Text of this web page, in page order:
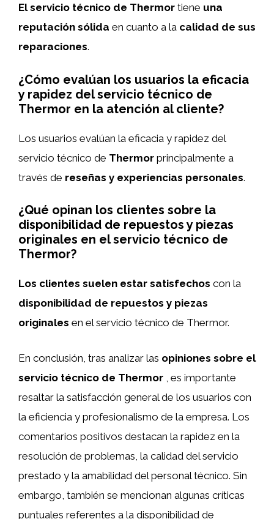
El servicio técnico de Thermor tiene una
reputación sólida en cuanto a la calidad de sus
reparaciones.
¿Cómo evalúan los usuarios la eficacia
y rapidez del servicio técnico de
Thermor en la atención al cliente?
Los usuarios evalúan la eficacia y rapidez del
servicio técnico de Thermor principalmente a
través de reseñas y experiencias personales.
¿Qué opinan los clientes sobre la
disponibilidad de repuestos y piezas
originales en el servicio técnico de
Thermor?
Los clientes suelen estar satisfechos con la
disponibilidad de repuestos y piezas
originales en el servicio técnico de Thermor.
En conclusión, tras analizar las opiniones sobre el
servicio técnico de Thermor , es importante
resaltar la satisfacción general de los usuarios con
la eficiencia y profesionalismo de la empresa. Los
comentarios positivos destacan la rapidez en la
resolución de problemas, la calidad del servicio
prestado y la amabilidad del personal técnico. Sin
embargo, también se mencionan algunas críticas
puntuales referentes a la disponibilidad de